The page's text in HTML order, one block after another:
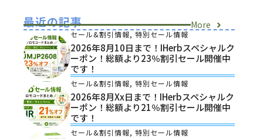
最近の記事 More
セール&割引情報, 特別セール情報
2026年8月10日まで！iHerbスペシャルク
ーポン！総額より23％割引セール開催中
です！
セール&割引情報, 特別セール情報
2026年8月xx日まで！iHerbスペシャルク
ーポン！総額より21％割引セール開催中
です！
セール&割引情報, 特別セール情報